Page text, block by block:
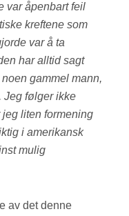
var åpenbart feil
kreftene som
var å ta
har alltid sagt
gammel mann,
Jeg følger ikke
liten formening
i amerikansk
mulig
av det denne